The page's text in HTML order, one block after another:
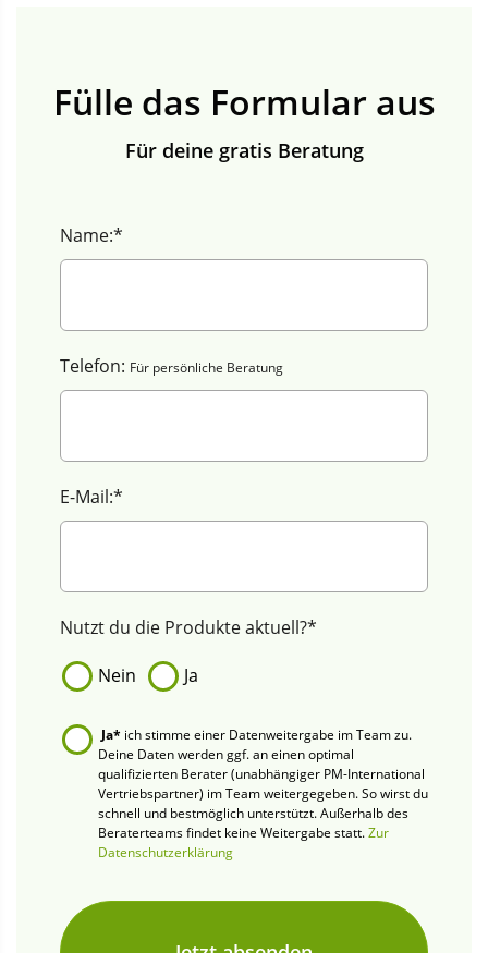
Fülle das Formular aus
Für deine gratis Beratung
Name:*
Telefon: Für persönliche Beratung
E-Mail:*
Nutzt du die Produkte aktuell?*
Nein
Ja
Ja* ich stimme einer Datenweitergabe im Team zu.
Deine Daten werden ggf. an einen optimal
qualifizierten Berater (unabhängiger PM-International
Vertriebspartner) im Team weitergegeben. So wirst du
schnell und bestmöglich unterstützt. Außerhalb des
Beraterteams findet keine Weitergabe statt.Zur
Datenschutzerklärung